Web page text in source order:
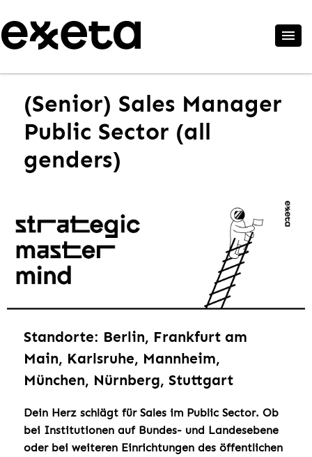
(Senior) Sales Manager
Public Sector (all
genders)
Standorte: Berlin, Frankfurt am
Main, Karlsruhe, Mannheim,
München, Nürnberg, Stuttgart
Dein Herz schlägt für Sales im Public Sector. Ob
bei Institutionen auf Bundes- und Landesebene
oder bei weiteren Einrichtungen des öffentlichen